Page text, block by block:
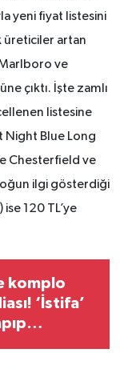
yeni fiyat listesini
üreticiler artan
ve
çıktı. İşte zamlı
listesine
Night Blue Long
Chesterfield ve
ilgi gösterdiği
120 TL’ye
komplo
‘İstifa’